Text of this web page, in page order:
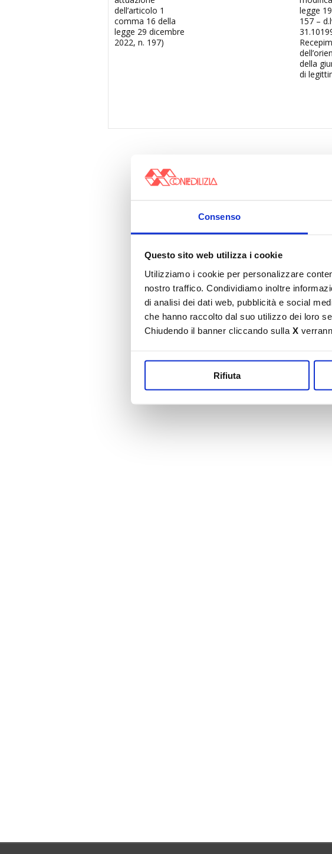
Consenso
Questo sito web utilizza i cookie
Utilizziamo i cookie per personalizzare
nostro traffico. Condividiamo inoltre
di analisi dei dati web, pubblicità e social
che hanno raccolto dal suo utilizzo dei loro
Chiudendo il banner cliccando sulla X
Rifiuta
dell’articolo 1
comma 16 della
legge 29 dicembre
2022, n. 197)
legge
157 –
della
di